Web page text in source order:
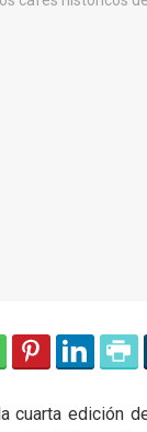
cuarta edición